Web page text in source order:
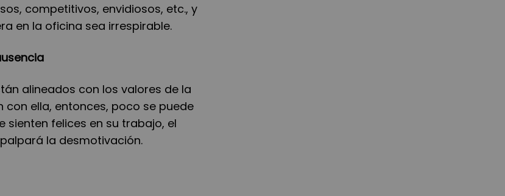
competitivos, envidiosos, etc., y
en la oficina sea irrespirable.
alineados con los valores de la
ella, entonces, poco se puede
sienten felices en su trabajo, el
la desmotivación.